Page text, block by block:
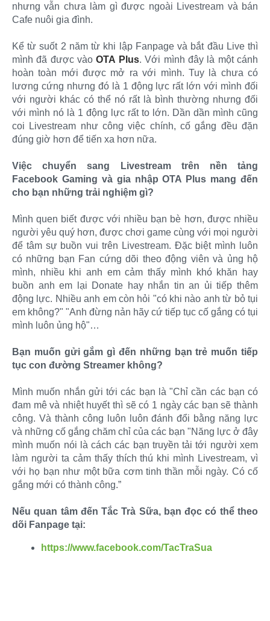
nhưng vẫn chưa làm gì được ngoài Livestream và bán
Cafe nuôi gia đình.
Kể từ suốt 2 năm từ khi lập Fanpage và bắt đầu Live thì
mình đã được vàoOTA Plus. Với mình đây là một cánh
hoàn toàn mới được mở ra với mình. Tuy là chưa có
lương cứng nhưng đó là 1 động lực rất lớn với mình đối
với người khác có thể nó rất là bình thường nhưng đối
với mình nó là 1 động lực rất to lớn. Dần dần mình cũng
coi Livestream như công việc chính, cố gắng đều đặn
đúng giờ hơn để tiến xa hơn nữa.
Việc chuyển sang Livestream trên nền tảng
Facebook Gaming và gia nhập OTA Plus mang đến
cho bạn những trải nghiệm gì?
Mình quen biết được với nhiều bạn bè hơn, được nhiều
người yêu quý hơn, được chơi game cùng với mọi người
để tâm sự buồn vui trên Livestream. Đặc biệt mình luôn
có những bạn Fan cứng dõi theo động viên và ủng hộ
mình, nhiều khi anh em cảm thấy mình khó khăn hay
buồn anh em lại Donate hay nhắn tin an ủi tiếp thêm
động lực. Nhiều anh em còn hỏi "có khi nào anh từ bỏ tụi
em không?" "Anh đừng nản hãy cứ tiếp tục cố gắng có tụi
mình luôn ủng hộ"…
Bạn muốn gửi gắm gì đến những bạn trẻ muốn tiếp
tục con đường Streamer không?
Mình muốn nhắn gửi tới các bạn là "Chỉ cần các bạn có
đam mê và nhiệt huyết thì sẽ có 1 ngày các bạn sẽ thành
công. Và thành công luôn luôn đánh đổi bằng năng lực
và những cố gắng chăm chỉ của các bạn "Năng lực ở đây
mình muốn nói là cách các bạn truyền tải tới người xem
làm người ta cảm thấy thích thú khi mình Livestream, vì
với họ bạn như một bữa cơm tinh thần mỗi ngày. Có cố
gắng mới có thành công.”
Nếu quan tâm đến Tắc Trà Sữa, bạn đọc có thể theo
dõi Fanpage tại:
https://www.facebook.com/TacTraSua